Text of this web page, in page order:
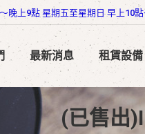
晚上9點 星期五至星期日 早上10
最新消息 租賃設備
(已售出